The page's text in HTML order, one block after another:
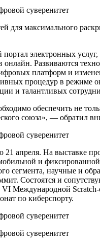
максимального
электронных
Развиваются
платформ и
процедур в режиме
и талантливых
обеспечить не
союза», — обратил
На выставке
и
сегмента, научные и
Состоятся и
VI Международной
по киберспорту.